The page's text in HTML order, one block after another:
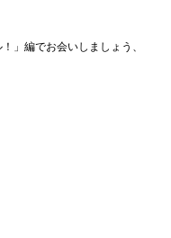
」編でお会いしましょう、